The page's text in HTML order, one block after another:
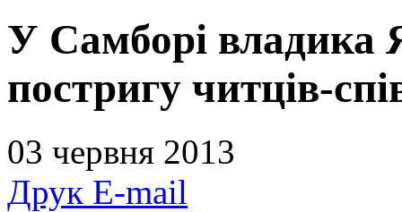
У Самборі владика
постригу читців-
03 червня 2013
Друк E-mail